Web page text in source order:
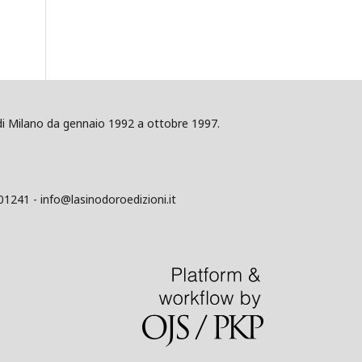
Milano da gennaio 1992 a ottobre 1997.
- info@lasinodoroedizioni.it